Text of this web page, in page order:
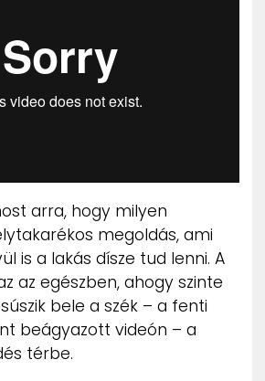
arra, hogy milyen
megoldás, ami
is a lakás dísze tud lenni. A
az egészben, ahogy szinte
bele a szék – a fenti
beágyazott videón – a
térbe.